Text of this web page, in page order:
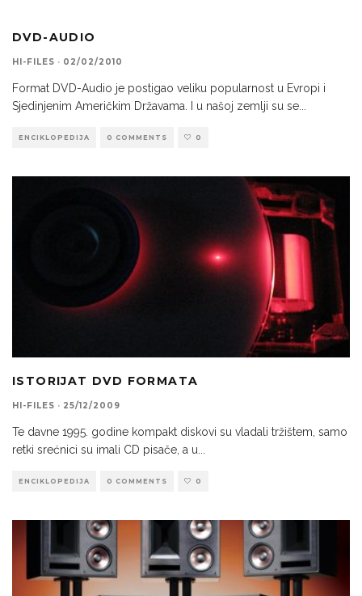
DVD-AUDIO
HI-FILES · 02/02/2010
Format DVD-Audio je postigao veliku popularnost u Evropi i
Sjedinjenim Američkim Državama. I u našoj zemlji su se
ENCIKLOPEDIJA 0 COMMENTS 0
ISTORIJAT DVD FORMATA
HI-FILES · 25/12/2009
Te davne 1995. godine kompakt diskovi su vladali tržištem, samo
retki srećnici su imali CD pisače, a u
ENCIKLOPEDIJA 0 COMMENTS 0